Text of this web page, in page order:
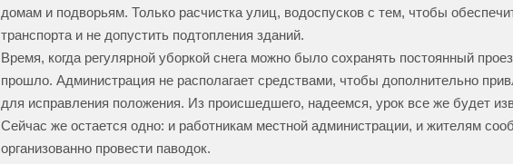
домам и подворьям. Только расчистка улиц, водоспусков с тем, чтобы
транспорта и не допустить подтопления зданий.
Время, когда регулярной уборкой снега можно было сохранять постоянный
прошло. Администрация не располагает средствами, чтобы дополнительно
для исправления положения. Из происшедшего, надеемся, урок все же будет
Сейчас же остается одно: и работникам местной администрации, и жителям
организованно провести паводок.